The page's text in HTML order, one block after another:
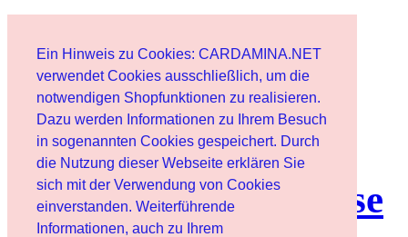
Ein Hinweis zu Cookies: CARDAMINA.NET
verwendet Cookies ausschließlich, um die
notwendigen Shopfunktionen zu realisieren.
Dazu werden Informationen zu Ihrem Besuch
in sogenannten Cookies gespeichert. Durch
die Nutzung dieser Webseite erklären Sie
sich mit der Verwendung von Cookies
einverstanden. Weiterführende
Informationen, auch zu Ihrem
Benutzer
Newsletter
Nutzungshinweise